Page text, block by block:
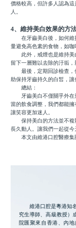
價格較高，但許多人認為
人。
4、維持美白效果的方
在牙齒美白後，如何維
量避免高色素的食物，如咖
此外，戒煙也是維持美
留下一層難以去除的汙垢，
最後，定期回診檢查，
助保持牙齒持久的白皙，讓
總結：
牙齒美白不僅關乎外在
當的飲食調整，我們都能
讓笑容更加迷人。
保持美白的方法並不複
長久動人。讓我們一起從今
本文由維港口腔醫療集
維港口腔是粵港知
究生導師、高級教授）
院匯聚來自香港、內